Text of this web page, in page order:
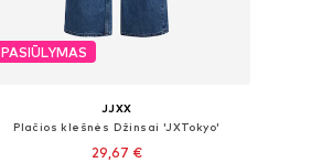
PASIŪLYMAS
JJXX
Plačios klešnės Džinsai 'JXTokyo'
29,67 €